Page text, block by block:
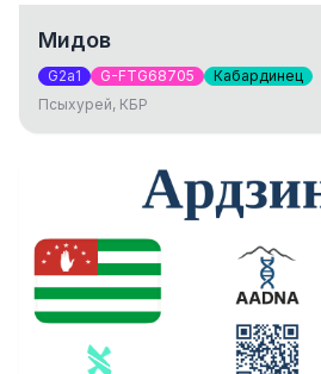
Мидов
G2a1 G-FTG68705 Кабардинец
Псыхурей, КБР